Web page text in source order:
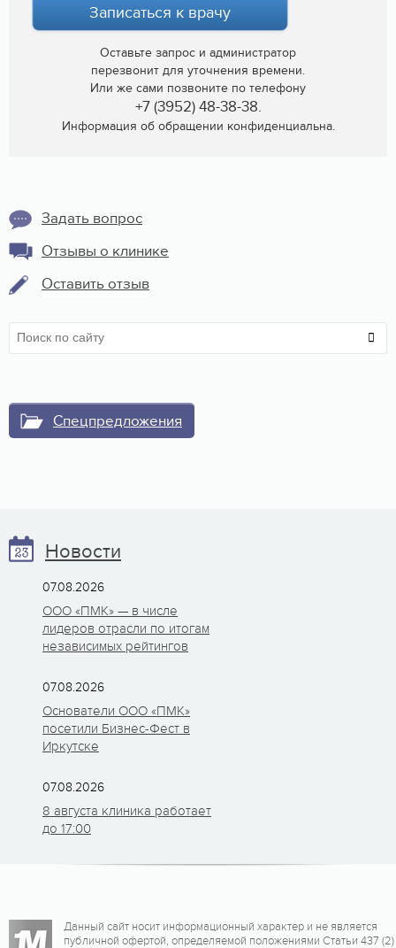
Записаться к врачу
Оставьте запрос и администратор
перезвонит для уточнения времени.
Или же сами позвоните по телефону
+7 (3952) 48-38-38.
Информация об обращении конфиденциальна.
Задать вопрос
Отзывы о клинике
Оставить отзыв
Спецпредложения
Новости
07.08.2026
ООО «ПМК» — в числе
лидеров отрасли по итогам
независимых рейтингов
07.08.2026
Основатели ООО «ПМК»
посетили Бизнес-Фест в
Иркутске
07.08.2026
8 августа клиника работает
до 17:00
Данный сайт носит информационный характер и не является
публичной офертой, определяемой положениями Статьи 437 (2)